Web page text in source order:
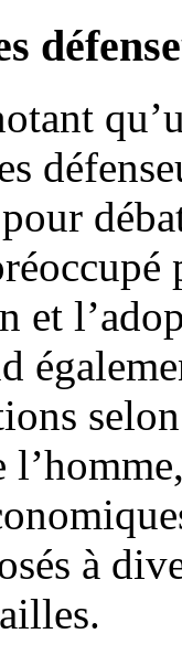
et
à